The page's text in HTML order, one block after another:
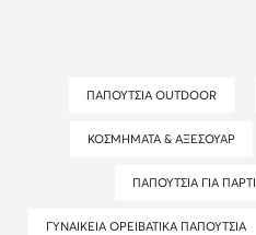
ΠΑΠΟΎΤΣΙΑ OUTDOOR
ΚΟΣΜΉΜΑΤΑ & ΑΞΕΣΟΥΆΡ
ΠΑΠΟΎΤΣΙΑ ΓΙΑ ΠΆΡΤΙ
ΓΥΝΑΙΚΕΊΑ ΟΡΕΙΒΑΤΙΚΆ ΠΑΠΟΎΤΣΙΑ